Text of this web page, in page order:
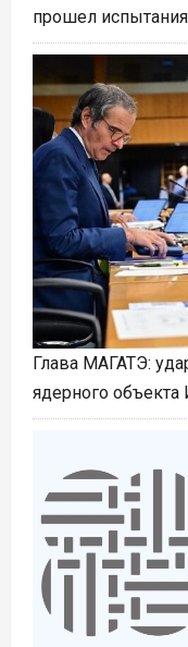
прошел
Глава МАГАТЭ:
ядерного объекта